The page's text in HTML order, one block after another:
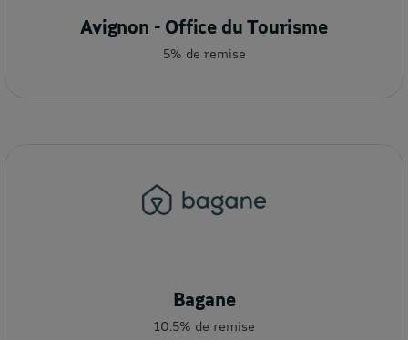
Avignon - Office du Tourisme
5% de remise
Bagane
10.5% de remise